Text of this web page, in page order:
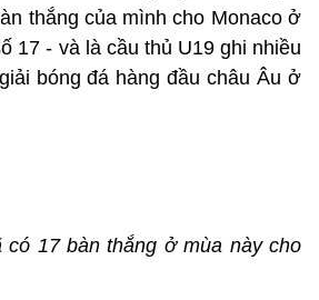
thắng của mình cho Monaco ở
17 - và là cầu thủ U19 ghi nhiều
bóng đá hàng đầu châu Âu ở
có 17 bàn thắng ở mùa này cho